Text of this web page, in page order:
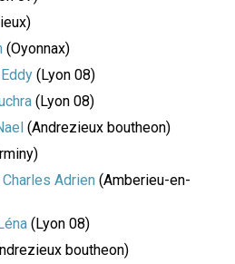
(Oyonnax)
(Lyon 08)
(Lyon 08)
(Andrezieux boutheon)
Adrien (Amberieu-en-
(Lyon 08)
boutheon)